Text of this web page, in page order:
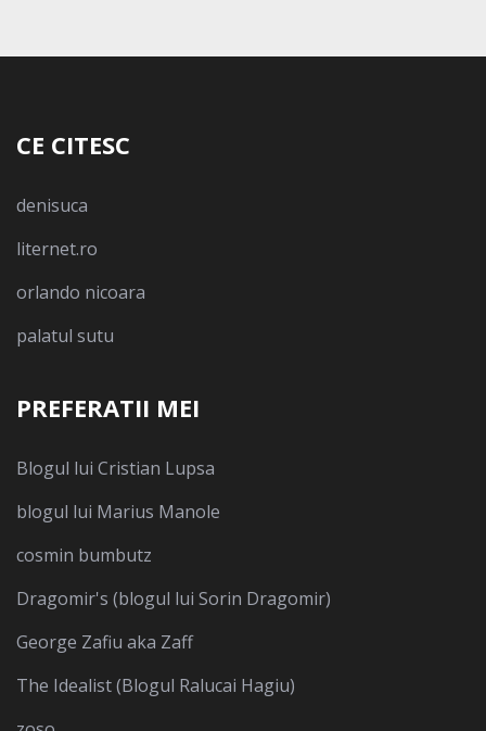
CE CITESC
denisuca
liternet.ro
orlando nicoara
palatul sutu
PREFERATII MEI
Blogul lui Cristian Lupsa
blogul lui Marius Manole
cosmin bumbutz
Dragomir's (blogul lui Sorin Dragomir)
George Zafiu aka Zaff
The Idealist (Blogul Ralucai Hagiu)